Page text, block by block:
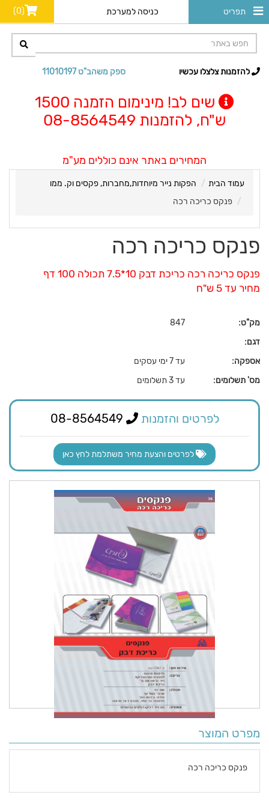
תפריט כניסה למערכת (0)
ספק משהב"ט 11010197 להזמנות צלצלו עכשיו
שים לב! מינימום הזמנה 1500
ש"ח, להזמנות 08-8564549
המחירים באתר אינם כוללים מע"מ
עמוד הבית
הפקות נייר מיוחדות,מחברות, פקסים וק. ממו
פנקס כריכה רכה
פנקס כריכה רכה
פנקס כריכה רכה כריכת דבק 10*7.5 תכולה 100 דף
מחיר עד 5 ש"ח
מק"ט:
847
דגם:
אספקה:
עד 7 ימי עסקים
מס' תשלומים:
עד 3 תשלומים
לפרטים והזמנות
לפרטים והצעת מחיר משתלמת לחץ כאן
מפרט המוצר
פנקס כריכה רכה